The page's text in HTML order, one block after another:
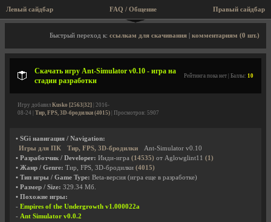
Левый сайдбар Правый сайдбар
FAQ / Общение
Описание игры, скриншоты, видео
Быстрый переход к: ссылкам для скачивания комментариям (0 шт.)
Скачать игру Ant-Simulator v0.10 - игра на
стадии разработки
Рейтинга пока нет | Баллы: 10
Игру добавил Kusko [2563|32] | 2016-
08-24 | Тир, FPS, 3D-бродилки (4015) | Просмотров: 5907
• SGi навигация / Navigation:
Игры для ПК
Тир, FPS, 3D-бродилки
Ant-Simulator v0.10
• Разработчик / Developer: Инди-игра (14535) от Aglowglint11 (1)
• Жанр / Genre: Тир, FPS, 3D-бродилки (4015)
• Тип игры / Game Type: Beta-версия (игра еще в разработке)
• Размер / Size: 329.34 Мб.
• Похожие игры:
- Empires of the Undergrowth v1.000022a
- Ant Simulator v0.0.2